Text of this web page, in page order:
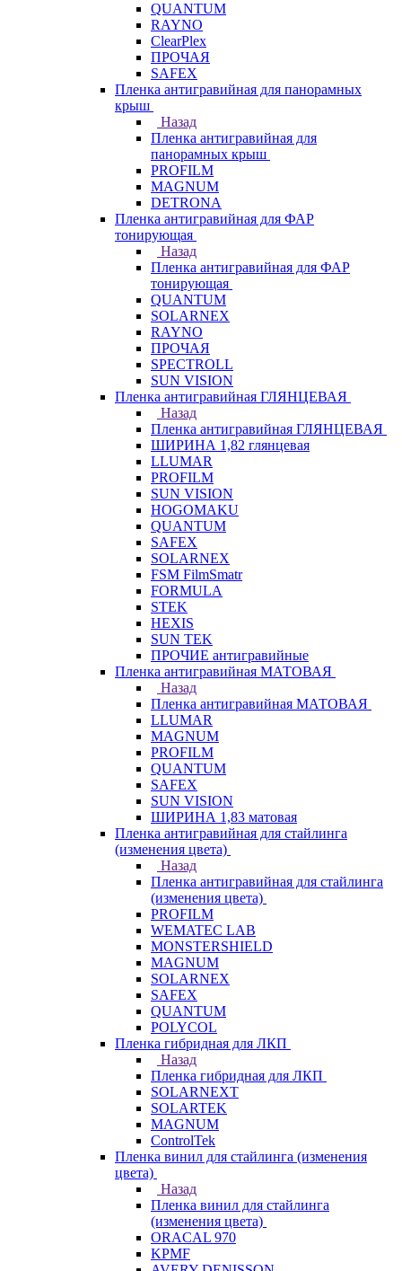
QUANTUM
RAYNO
ClearPlex
ПРОЧАЯ
SAFEX
Пленка антигравийная для панорамных
крыш
Назад
Пленка антигравийная для
панорамных крыш
PROFILM
MAGNUM
DETRONA
Пленка антигравийная для ФАР
тонирующая
Назад
Пленка антигравийная для ФАР
тонирующая
QUANTUM
SOLARNEX
RAYNO
ПРОЧАЯ
SPECTROLL
SUN VISION
Пленка антигравийная ГЛЯНЦЕВАЯ
Назад
Пленка антигравийная ГЛЯНЦЕВАЯ
ШИРИНА 1,82 глянцевая
LLUMAR
PROFILM
SUN VISION
HOGOMAKU
QUANTUM
SAFEX
SOLARNEX
FSM FilmSmatr
FORMULA
STEK
HEXIS
SUN TEK
ПРОЧИЕ антигравийные
Пленка антигравийная МАТОВАЯ
Назад
Пленка антигравийная МАТОВАЯ
LLUMAR
MAGNUM
PROFILM
QUANTUM
SAFEX
SUN VISION
ШИРИНА 1,83 матовая
Пленка антигравийная для стайлинга
(изменения цвета)
Назад
Пленка антигравийная для стайлинга
(изменения цвета)
PROFILM
WEMATEC LAB
MONSTERSHIELD
MAGNUM
SOLARNEX
SAFEX
QUANTUM
POLYCOL
Пленка гибридная для ЛКП
Назад
Пленка гибридная для ЛКП
SOLARNEXT
SOLARTEK
MAGNUM
ControlTek
Пленка винил для стайлинга (изменения
цвета)
Назад
Пленка винил для стайлинга
(изменения цвета)
ORACAL 970
KPMF